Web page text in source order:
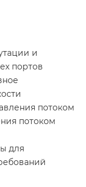
и
портов
потоком
потоком
для